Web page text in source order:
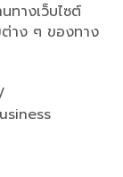
างเว็บไซต์
าง ๆ ของทาง